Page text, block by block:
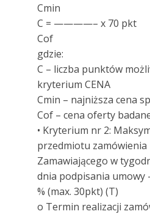
Cmin
C = ————– x 70 pkt
Cof
gdzie:
C – liczba punktów
kryterium CENA
Cmin – najniższa cena
Cof – cena oferty
• Kryterium nr 2:
przedmiotu
Zamawiającego w
dnia podpisania umowy
% (max. 30pkt) (T)
o Termin realizacji